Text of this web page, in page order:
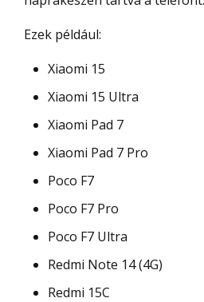
Ezek például:
Xiaomi 15
Xiaomi 15 Ultra
Xiaomi Pad 7
Xiaomi Pad 7 Pro
Poco F7
Poco F7 Pro
Poco F7 Ultra
Redmi Note 14 (4G)
Redmi 15C